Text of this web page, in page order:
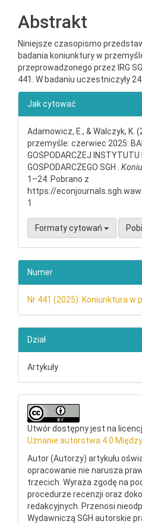
Abstrakt
Niniejsze czasopismo
badania koniunktury w
przeprowadzonego przez IRG
441. W badaniu uczestniczyły
Jak cytować
Adamowicz, E., & Walczyk, K.
przemyśle: czerwiec 2025:
GOSPODARCZEJ INSTYTUTU
GOSPODARCZEGO SGH .
1–24. Pobrano z
https://
1
Formaty cytowań
Numer
Nr 441 (2025): Koniunktura w
Dział
Artykuły
Utwór dostępny jest na
Uznanie autorstwa 4.0
Autor (Autorzy) artykułu
opracowanie nie narusza
trzecich. Wyraża zgodę na
procedurze recenzji oraz
redakcyjnych. Przenosi
Wydawniczą SGH autorskie